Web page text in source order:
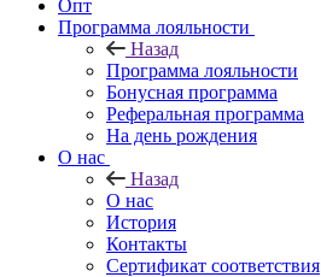
Опт
Программа лояльности
Назад
Программа лояльности
Бонусная программа
Реферальная программа
На день рождения
О нас
Назад
О нас
История
Контакты
Сертификат соответствия